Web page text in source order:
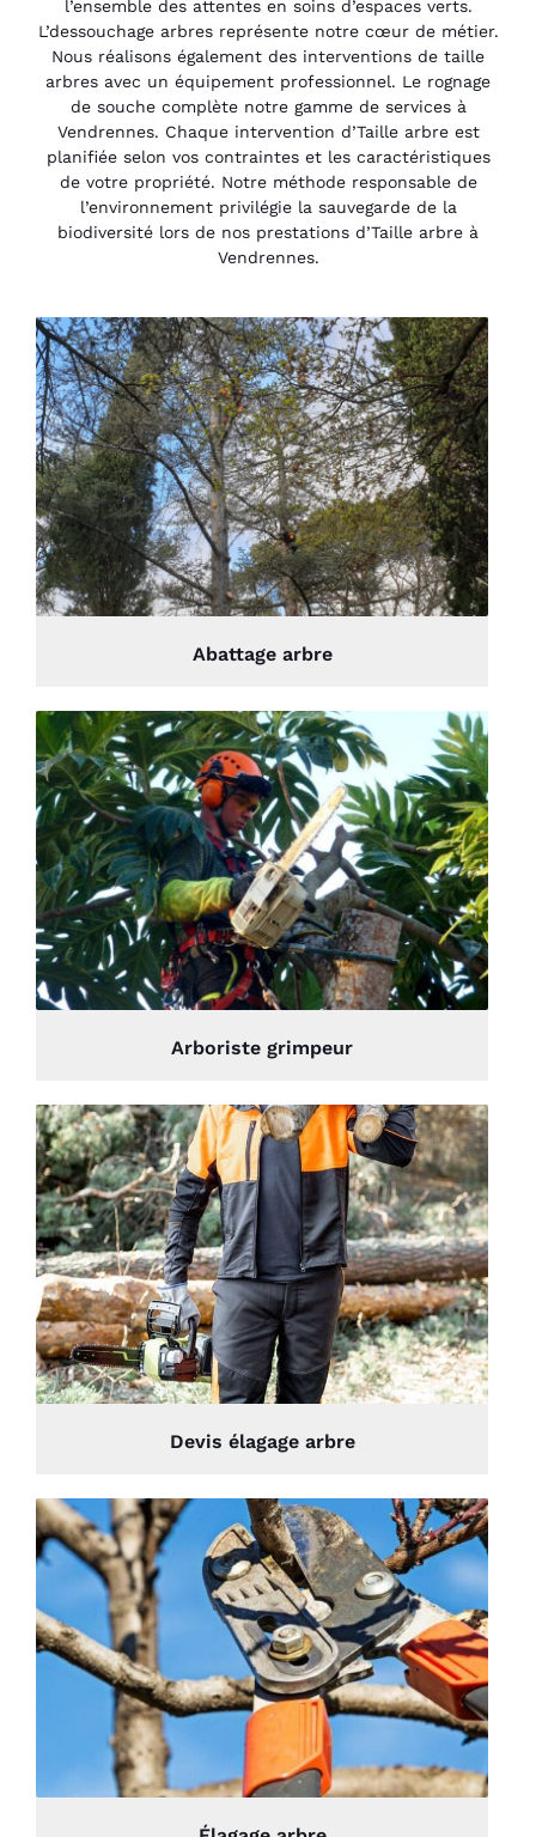
l’ensemble des attentes en soins d’espaces verts.
L’dessouchage arbres représente notre cœur de métier.
Nous réalisons également des interventions de taille
arbres avec un équipement professionnel. Le rognage
de souche complète notre gamme de services à
Vendrennes. Chaque intervention d’Taille arbre est
planifiée selon vos contraintes et les caractéristiques
de votre propriété. Notre méthode responsable de
l’environnement privilégie la sauvegarde de la
biodiversité lors de nos prestations d’Taille arbre à
Vendrennes.
Abattage arbre
Arboriste grimpeur
Devis élagage arbre